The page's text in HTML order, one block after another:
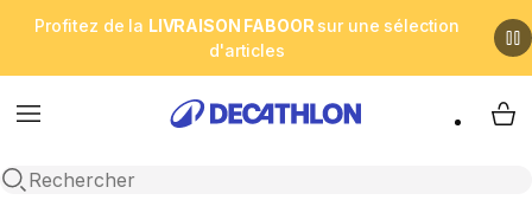
Profitez de la LIVRAISON FABOOR sur une sélection
d'articles
Menu
Open search
My